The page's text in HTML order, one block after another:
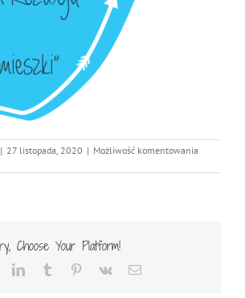
| 27 listopada, 2020 | Możliwość komentowania
crd
Choose Your Platform!
LinkedInTumblr Pinterest
Vk Email